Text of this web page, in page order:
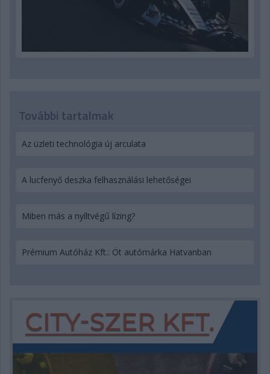
További tartalmak
Az üzleti technológia új arculata
A lucfenyő deszka felhasználási lehetőségei
Miben más a nyíltvégű lízing?
Prémium Autóház Kft.: Öt autómárka Hatvanban